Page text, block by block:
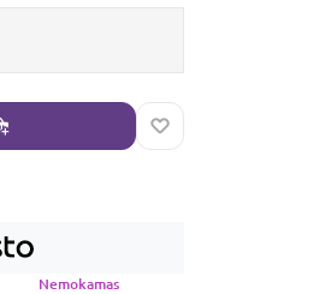
Nemokamas